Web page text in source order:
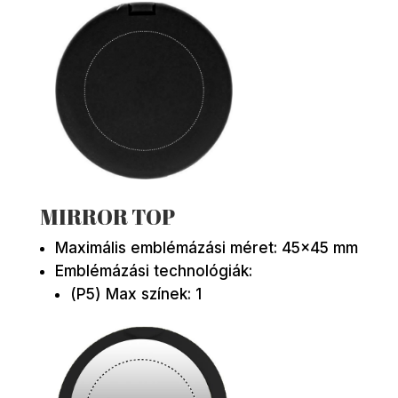
MIRROR TOP
Maximális emblémázási méret: 45×45 mm
Emblémázási technológiák:
(P5) Max színek: 1